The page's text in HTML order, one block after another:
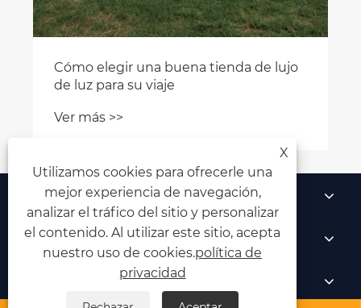
¿Por qué es necesario impermeabilizar
algunas tiendas de campaña?
Ver más >>
Sobre nosotros
Productos
X
Utilizamos cookies para ofrecerle una
mejor experiencia de navegación,
analizar el tráfico del sitio y personalizar
el contenido. Al utilizar este sitio, acepta
nuestro uso de cookies.política de
privacidad